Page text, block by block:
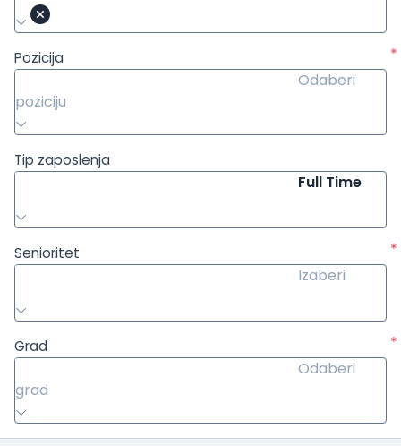
Pozicija
*
Odaberi
poziciju
Tip zaposlenja
Full Time
Senioritet
*
Izaberi
Grad
*
Odaberi
grad